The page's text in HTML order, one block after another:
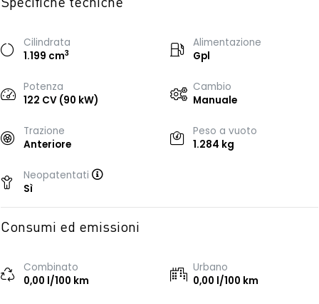
Specifiche tecniche
Cilindrata
1.199 cm3
Alimentazione
Gpl
Potenza
122 CV (90 kW)
Cambio
Manuale
Trazione
Anteriore
Peso a vuoto
1.284 kg
Neopatentati
Sì
Consumi ed emissioni
Combinato
0,00 l/100 km
Urbano
0,00 l/100 km